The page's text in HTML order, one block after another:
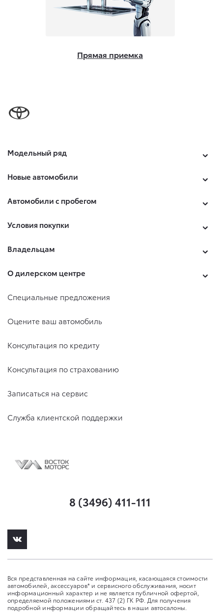
Прямая приемка
Модельный ряд
Новые автомобили
Автомобили с пробегом
Условия покупки
Владельцам
О дилерском центре
Специальные предложения
Оцените ваш автомобиль
Консультация по кредиту
Консультация по страхованию
Записаться на сервис
Служба клиентской поддержки
8 (3496) 411-111
Вся представленная на сайте информация, касающаяся стоимости
автомобилей, аксессуаров* и сервисного обслуживания, носит
информационный характер и не является публичной офертой,
определяемой положениями ст. 437 (2) ГК РФ. Для получения
подробной информации обращайтесь в наши автосалоны.